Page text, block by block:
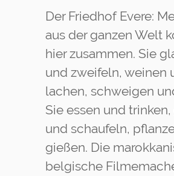
Der Friedhof Evere:
aus der ganzen Welt
hier zusammen. Sie
und zweifeln, weinen
lachen, schweigen
Sie essen und
und schaufeln,
gießen. Die
belgische